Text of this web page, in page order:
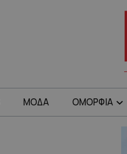
ΜΟΔΑ ΟΜΟΡΦΙΑ